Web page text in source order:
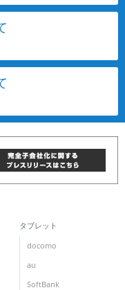
タブレット
docomo
au
SoftBank